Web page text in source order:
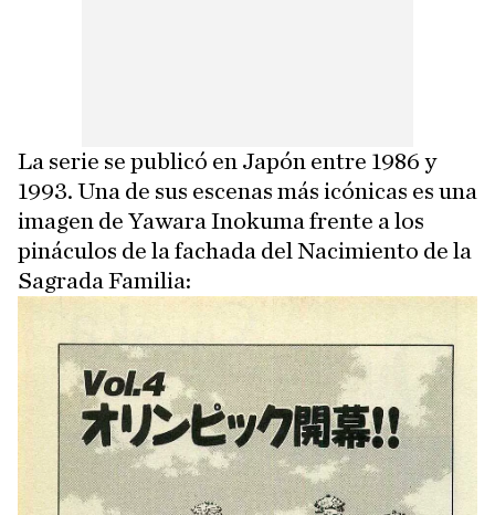
La serie se publicó en Japón entre 1986 y
1993. Una de sus escenas más icónicas es una
imagen de Yawara Inokuma frente a los
pináculos de la fachada del Nacimiento de la
Sagrada Familia: